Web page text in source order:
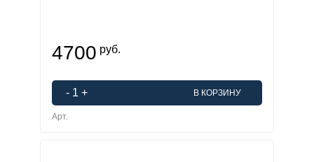
4700 руб.
- 1 + В КОРЗИНУ
Арт.